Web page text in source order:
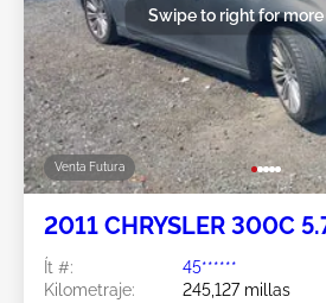
Venta Futura
Swipe to right for
2011 CHRYSLER 300C
Ít #:
45******
Kilometraje:
245,127 millas